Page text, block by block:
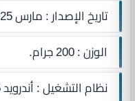
تاريخ الإصدار : مارس 2025.
الوزن : 200 جرام.